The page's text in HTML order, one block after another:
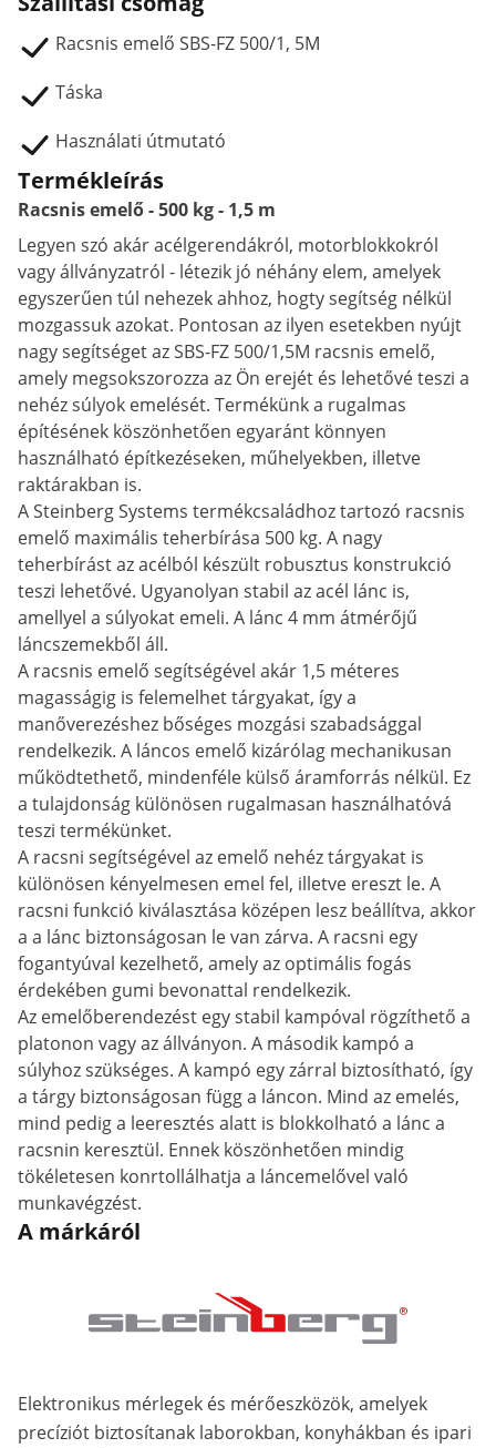
Racsnis emelő SBS-FZ 500/1, 5M
Táska
Használati útmutató
Termékleírás
Racsnis emelő - 500 kg - 1,5 m
Legyen szó akár acélgerendákról, motorblokkokról
vagy állványzatról - létezik jó néhány elem, amelyek
egyszerűen túl nehezek ahhoz, hogty segítség nélkül
mozgassuk azokat. Pontosan az ilyen esetekben nyújt
nagy segítséget az SBS-FZ 500/1,5M racsnis emelő,
amely megsokszorozza az Ön erejét és lehetővé teszi a
nehéz súlyok emelését. Termékünk a rugalmas
építésének köszönhetően egyaránt könnyen
használható építkezéseken, műhelyekben, illetve
raktárakban is.
A Steinberg Systems termékcsaládhoz tartozó racsnis
emelő maximális teherbírása 500 kg. A nagy
teherbírást az acélból készült robusztus konstrukció
teszi lehetővé. Ugyanolyan stabil az acél lánc is,
amellyel a súlyokat emeli. A lánc 4 mm átmérőjű
láncszemekből áll.
A racsnis emelő segítségével akár 1,5 méteres
magasságig is felemelhet tárgyakat, így a
manőverezéshez bőséges mozgási szabadsággal
rendelkezik. A láncos emelő kizárólag mechanikusan
működtethető, mindenféle külső áramforrás nélkül. Ez
a tulajdonság különösen rugalmasan használhatóvá
teszi termékünket.
A racsni segítségével az emelő nehéz tárgyakat is
különösen kényelmesen emel fel, illetve ereszt le. A
racsni funkció kiválasztása középen lesz beállítva, akkor
a a lánc biztonságosan le van zárva. A racsni egy
fogantyúval kezelhető, amely az optimális fogás
érdekében gumi bevonattal rendelkezik.
Az emelőberendezést egy stabil kampóval rögzíthető a
platonon vagy az állványon. A második kampó a
súlyhoz szükséges. A kampó egy zárral biztosítható, így
a tárgy biztonságosan függ a láncon. Mind az emelés,
mind pedig a leeresztés alatt is blokkolható a lánc a
racsnin keresztül. Ennek köszönhetően mindig
tökéletesen konrtollálhatja a láncemelővel való
munkavégzést.
A márkáról
Elektronikus mérlegek és mérőeszközök, amelyek
precíziót biztosítanak laborokban, konyhákban és ipari